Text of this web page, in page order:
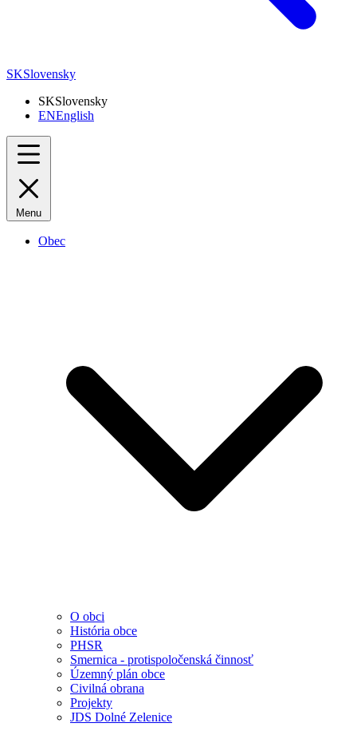
SKSlovensky
SKSlovensky
ENEnglish
Menu
Obec
O obci
História obce
PHSR
Smernica - protispoločenská činnosť
Územný plán obce
Civilná obrana
Projekty
JDS Dolné Zelenice